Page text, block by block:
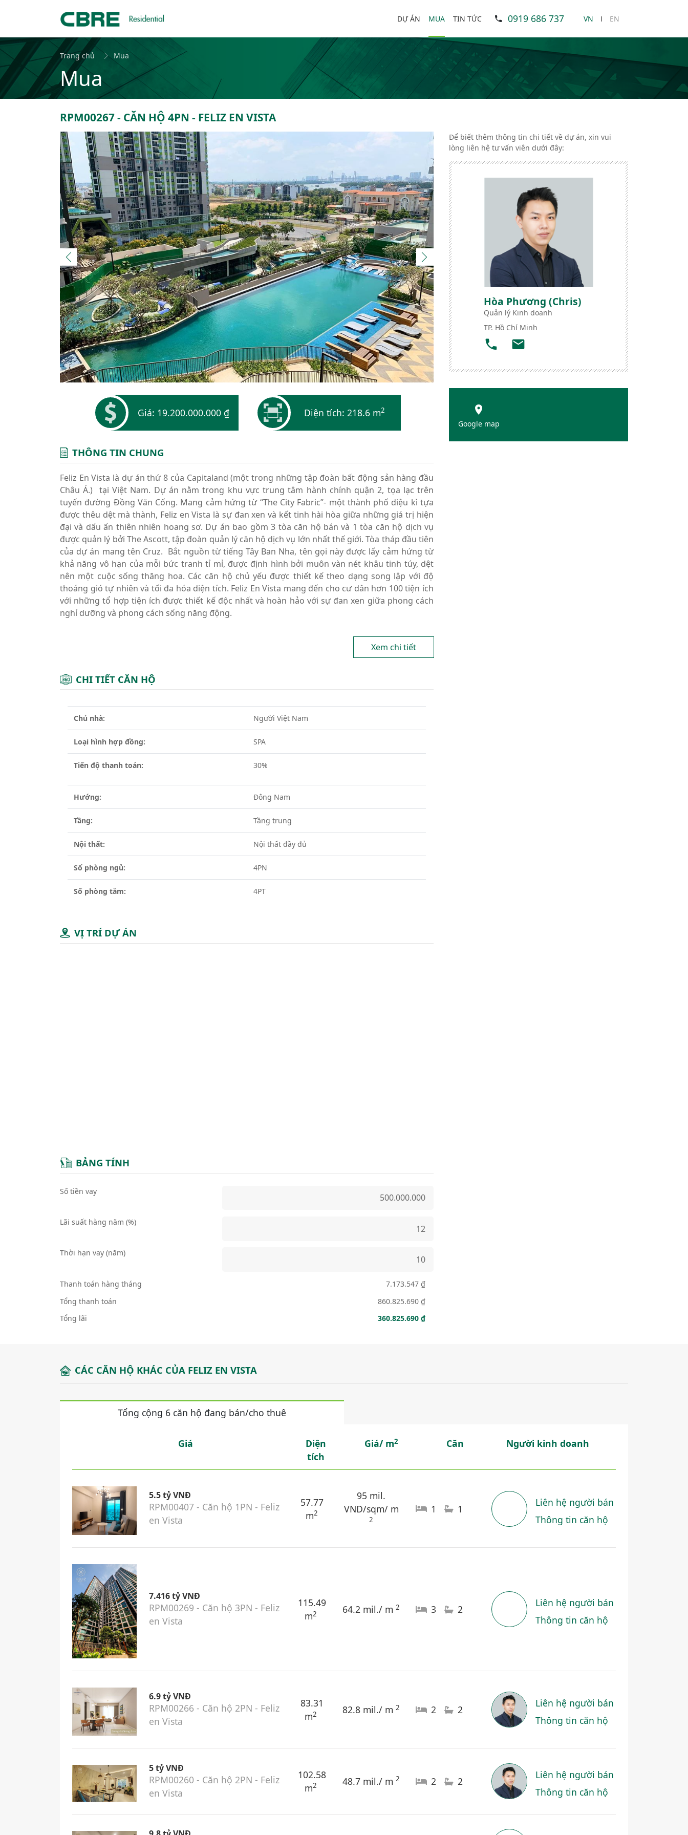
DỰ ÁN MUA TIN TỨC 0919 686 737 VN EN
Trang chủ Mua
Mua
RPM00267 - CĂN HỘ 4PN - FELIZ EN VISTA
Giá: 19.200.000.000 ₫ Diện tích: 218.6 m2
THÔNG TIN CHUNG
Feliz En Vista là dự án thứ 8 của Capitaland (một trong những tập đoàn bất động sản hàng đầu
Châu Á.) tại Việt Nam. Dự án nằm trong khu vực trung tâm hành chính quận 2, tọa lạc trên
tuyến đường Đồng Văn Cống. Mang cảm hứng từ “The City Fabric”- một thành phố diệu kì tựa
được thêu dệt mà thành, Feliz en Vista là sự đan xen và kết tinh hài hòa giữa những giá trị hiện
đại và dấu ấn thiên nhiên hoang sơ. Dự án bao gồm 3 tòa căn hộ bán và 1 tòa căn hộ dịch vụ
được quản lý bởi The Ascott, tập đoàn quản lý căn hộ dịch vụ lớn nhất thế giới. Tòa tháp đầu tiên
của dự án mang tên Cruz. Bắt nguồn từ tiếng Tây Ban Nha, tên gọi này được lấy cảm hứng từ
khả năng vô hạn của mỗi bức tranh tỉ mỉ, được định hình bởi muôn vàn nét khâu tinh túy, dệt
nên một cuộc sống thăng hoa. Các căn hộ chủ yếu được thiết kế theo dạng song lập với độ
thoáng gió tự nhiên và tối đa hóa diện tích. Feliz En Vista mang đến cho cư dân hơn 100 tiện ích
với những tổ hợp tiện ích được thiết kế độc nhất và hoàn hảo với sự đan xen giữa phong cách
nghỉ dưỡng và phong cách sống năng động.
Xem chi tiết
CHI TIẾT CĂN HỘ
Chủ nhà: Người Việt Nam
Loại hình hợp đồng: SPA
Tiến độ thanh toán: 30%
Hướng: Đông Nam
Tầng: Tầng trung
Nội thất: Nội thất đầy đủ
Số phòng ngủ: 4PN
Số phòng tắm: 4PT
VỊ TRÍ DỰ ÁN
BẢNG TÍNH
Số tiền vay
Lãi suất hàng năm (%)
Thời hạn vay (năm)
Thanh toán hàng tháng
7.173.547 ₫
Tổng thanh toán
860.825.690 ₫
Tổng lãi
360.825.690 ₫
Để biết thêm thông tin chi tiết về dự án, xin vui
lòng liên hệ tư vấn viên dưới đây:
Hòa Phương (Chris)
Quản lý Kinh doanh
TP. Hồ Chí Minh
Google map
CÁC CĂN HỘ KHÁC CỦA FELIZ EN VISTA
Tổng cộng 6 căn hộ đang bán/cho thuê
Giá
Diện
tích
Giá/ m2 Căn Người kinh doanh
5.5 tỷ VNĐ
RPM00407 - Căn hộ 1PN - Feliz
en Vista
57.77
m2
95 mil.
VND/sqm/ m
2
1 1
Liên hệ người bán
Thông tin căn hộ
7.416 tỷ VNĐ
RPM00269 - Căn hộ 3PN - Feliz
en Vista
115.49
m2 64.2 mil./ m2 3 2
Liên hệ người bán
Thông tin căn hộ
6.9 tỷ VNĐ
RPM00266 - Căn hộ 2PN - Feliz
en Vista
83.31
m2 82.8 mil./ m2 2 2
Liên hệ người bán
Thông tin căn hộ
5 tỷ VNĐ
RPM00260 - Căn hộ 2PN - Feliz
en Vista
102.58
m2 48.7 mil./ m2 2 2
Liên hệ người bán
Thông tin căn hộ